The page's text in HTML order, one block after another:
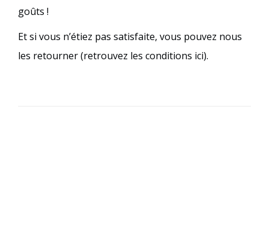
goûts !
Et si vous n’étiez pas satisfaite, vous pouvez nous
les retourner (retrouvez les conditions ici).